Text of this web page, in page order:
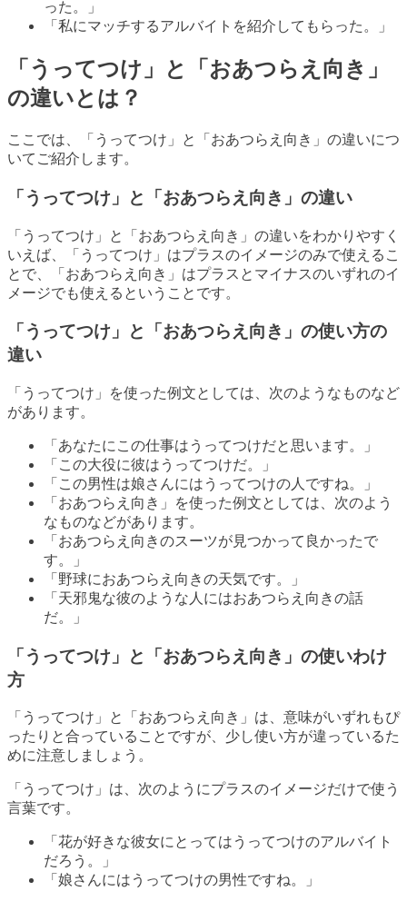
った。」
「私にマッチするアルバイトを紹介してもらった。」
「うってつけ」と「おあつらえ向き」
の違いとは？
ここでは、「うってつけ」と「おあつらえ向き」の違いにつ
いてご紹介します。
「うってつけ」と「おあつらえ向き」の違い
「うってつけ」と「おあつらえ向き」の違いをわかりやすく
いえば、「うってつけ」はプラスのイメージのみで使えるこ
とで、「おあつらえ向き」はプラスとマイナスのいずれのイ
メージでも使えるということです。
「うってつけ」と「おあつらえ向き」の使い方の
違い
「うってつけ」を使った例文としては、次のようなものなど
があります。
「あなたにこの仕事はうってつけだと思います。」
「この大役に彼はうってつけだ。」
「この男性は娘さんにはうってつけの人ですね。」
「おあつらえ向き」を使った例文としては、次のよう
なものなどがあります。
「おあつらえ向きのスーツが見つかって良かったで
す。」
「野球におあつらえ向きの天気です。」
「天邪鬼な彼のような人にはおあつらえ向きの話
だ。」
「うってつけ」と「おあつらえ向き」の使いわけ
方
「うってつけ」と「おあつらえ向き」は、意味がいずれもぴ
ったりと合っていることですが、少し使い方が違っているた
めに注意しましょう。
「うってつけ」は、次のようにプラスのイメージだけで使う
言葉です。
「花が好きな彼女にとってはうってつけのアルバイト
だろう。」
「娘さんにはうってつけの男性ですね。」